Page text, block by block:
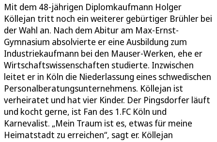
Mit dem 48-jährigen Diplomkaufmann Holger
Köllejan tritt noch ein weiterer gebürtiger Brühler bei
der Wahl an. Nach dem Abitur am Max-Ernst-
Gymnasium absolvierte er eine Ausbildung zum
Industriekaufmann bei den Mauser-Werken, ehe er
Wirtschaftswissenschaften studierte. Inzwischen
leitet er in Köln die Niederlassung eines schwedischen
Personalberatungsunternehmens. Köllejan ist
verheiratet und hat vier Kinder. Der Pingsdorfer läuft
und kocht gerne, ist Fan des 1.FC Köln und
Karnevalist. „Mein Traum ist es, etwas für meine
Heimatstadt zu erreichen“, sagt er. Köllejan